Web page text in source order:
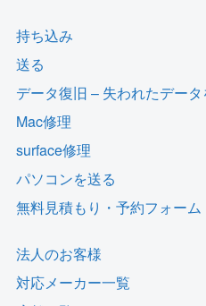
持ち込み
送る
データ復旧 – 失われたデー
Mac修理
surface修理
パソコンを送る
無料見積もり・予約フォーム
法人のお客様
対応メーカー一覧